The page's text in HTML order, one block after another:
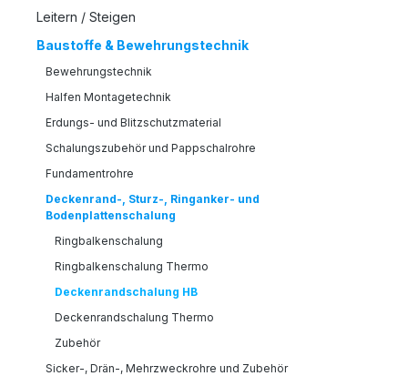
Leitern / Steigen
Baustoffe & Bewehrungstechnik
Bewehrungstechnik
Halfen Montagetechnik
Erdungs- und Blitzschutzmaterial
Schalungszubehör und Pappschalrohre
Fundamentrohre
Deckenrand-, Sturz-, Ringanker- und
Bodenplattenschalung
Ringbalkenschalung
Ringbalkenschalung Thermo
Deckenrandschalung HB
Deckenrandschalung Thermo
Zubehör
Sicker-, Drän-, Mehrzweckrohre und Zubehör